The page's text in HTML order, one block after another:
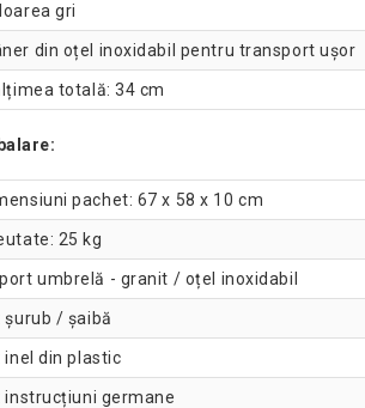
gri
din oțel inoxidabil pentru transport ușor
totală: 34 cm
pachet: 67 x 58 x 10 cm
25 kg
umbrelă - granit / oțel inoxidabil
șurub / șaibă
inel din plastic
instrucțiuni germane